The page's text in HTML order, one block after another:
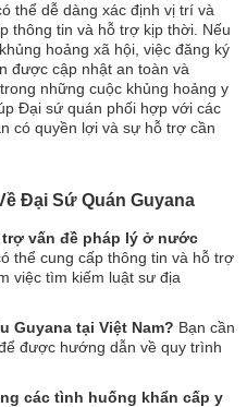
thể dễ dàng xác định vị trí và
thông tin và hỗ trợ kịp thời. Nếu
hoảng xã hội, việc đăng ký
được cập nhật an toàn và
những cuộc khủng hoảng y
Đại sứ quán phối hợp với các
có quyền lợi và sự hỗ trợ cần
Đại Sứ Quán Guyana
vấn đề pháp lý ở nước
thể cung cấp thông tin và hỗ trợ
việc tìm kiếm luật sư địa
Guyana tại Việt Nam? Bạn cần
được hướng dẫn về quy trình
các tình huống khẩn cấp y